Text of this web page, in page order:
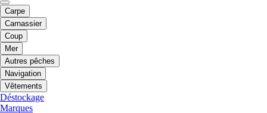
Carpe
Carnassier
Coup
Mer
Autres pêches
Navigation
Vêtements
Déstockage
Marques